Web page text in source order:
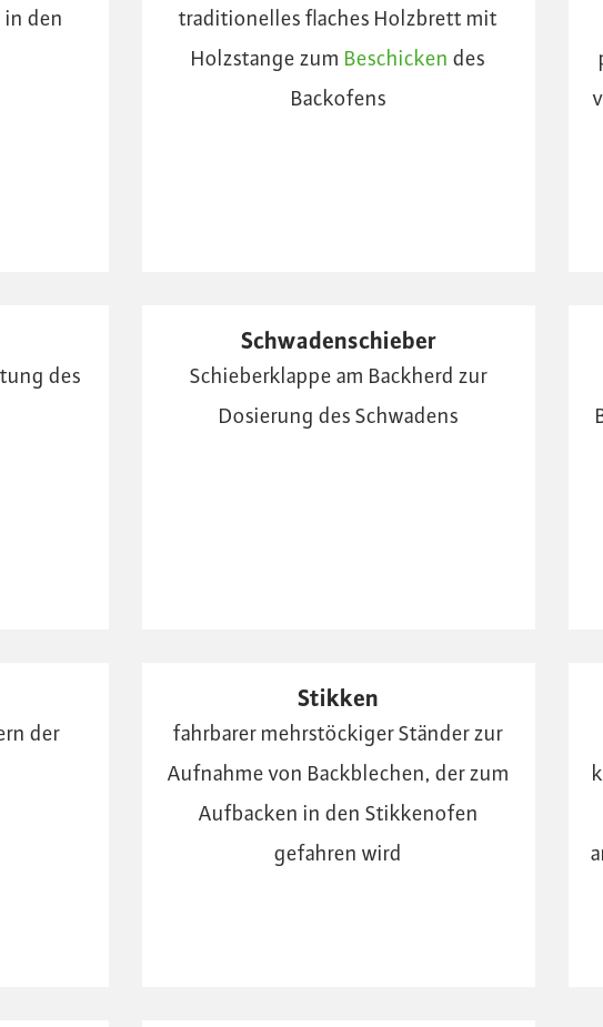
in den
traditionelles flaches Holzbrett mit
Holzstange zum Beschicken des
Backofens
des
Schwadenschieber
Schieberklappe am Backherd zur
Dosierung des Schwadens
der
Stikken
fahrbarer mehrstöckiger Ständer zur
Aufnahme von Backblechen, der zum
Aufbacken in den Stikkenofen
gefahren wird